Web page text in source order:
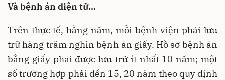
Và bệnh án điện tử…
Trên thực tế, hằng năm, mỗi bệnh viện phải lưu
trữ hàng trăm nghìn bệnh án giấy. Hồ sơ bệnh án
bằng giấy phải được lưu trữ ít nhất 10 năm; một
số trường hợp phải đến 15, 20 năm theo quy định